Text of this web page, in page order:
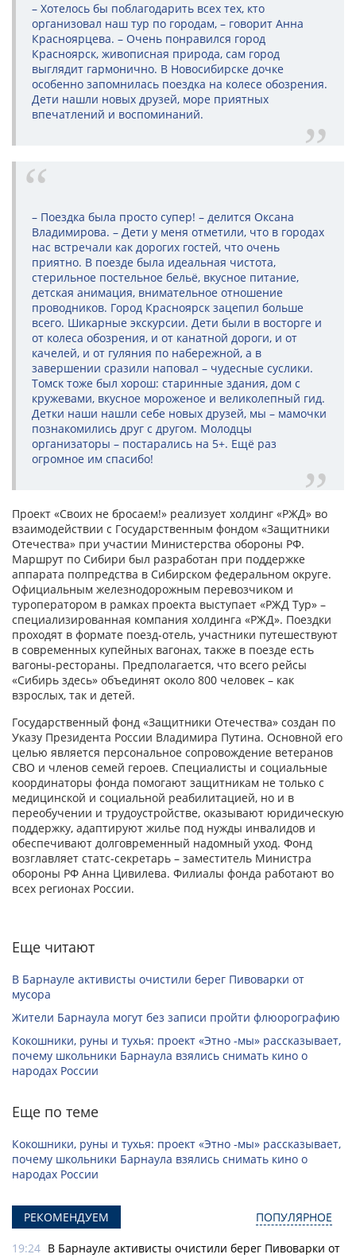
– Хотелось бы поблагодарить всех тех, кто
организовал наш тур по городам, – говорит Анна
Красноярцева. – Очень понравился город
Красноярск, живописная природа, сам город
выглядит гармонично. В Новосибирске дочке
особенно запомнилась поездка на колесе обозрения.
Дети нашли новых друзей, море приятных
впечатлений и воспоминаний.
– Поездка была просто супер! – делится Оксана
Владимирова. – Дети у меня отметили, что в городах
нас встречали как дорогих гостей, что очень
приятно. В поезде была идеальная чистота,
стерильное постельное бельё, вкусное питание,
детская анимация, внимательное отношение
проводников. Город Красноярск зацепил больше
всего. Шикарные экскурсии. Дети были в восторге и
от колеса обозрения, и от канатной дороги, и от
качелей, и от гуляния по набережной, а в
завершении сразили наповал – чудесные суслики.
Томск тоже был хорош: старинные здания, дом с
кружевами, вкусное мороженое и великолепный гид.
Детки наши нашли себе новых друзей, мы – мамочки
познакомились друг с другом. Молодцы
организаторы – постарались на 5+. Ещё раз
огромное им спасибо!
Проект «Своих не бросаем!» реализует холдинг «РЖД» во
взаимодействии с Государственным фондом «Защитники
Отечества» при участии Министерства обороны РФ.
Маршрут по Сибири был разработан при поддержке
аппарата полпредства в Сибирском федеральном округе.
Официальным железнодорожным перевозчиком и
туроператором в рамках проекта выступает «РЖД Тур» –
специализированная компания холдинга «РЖД». Поездки
проходят в формате поезд-отель, участники путешествуют
в современных купейных вагонах, также в поезде есть
вагоны-рестораны. Предполагается, что всего рейсы
«Сибирь здесь» объединят около 800 человек – как
взрослых, так и детей.
Государственный фонд «Защитники Отечества» создан по
Указу Президента России Владимира Путина. Основной его
целью является персональное сопровождение ветеранов
СВО и членов семей героев. Специалисты и социальные
координаторы фонда помогают защитникам не только с
медицинской и социальной реабилитацией, но и в
переобучении и трудоустройстве, оказывают юридическую
поддержку, адаптируют жилье под нужды инвалидов и
обеспечивают долговременный надомный уход. Фонд
возглавляет статс-секретарь – заместитель Министра
обороны РФ Анна Цивилева. Филиалы фонда работают во
всех регионах России.
Еще читают
В Барнауле активисты очистили берег Пивоварки от
мусора
Жители Барнаула могут без записи пройти флюорографию
Кокошники, руны и тухья: проект «Этно -мы» рассказывает,
почему школьники Барнаула взялись снимать кино о
народах России
Еще по теме
Кокошники, руны и тухья: проект «Этно -мы» рассказывает,
почему школьники Барнаула взялись снимать кино о
народах России
РЕКОМЕНДУЕМ ПОПУЛЯРНОЕ
19:24 В Барнауле активисты очистили берег Пивоварки от